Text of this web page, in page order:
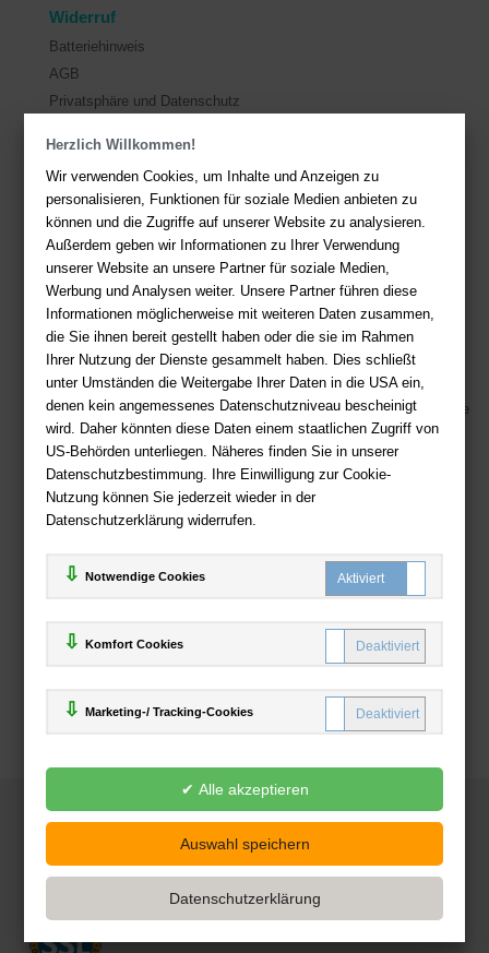
Herzlich Willkommen!
Wir verwenden Cookies, um Inhalte und Anzeigen zu
personalisieren, Funktionen für soziale Medien anbieten zu
können und die Zugriffe auf unserer Website zu analysieren.
Außerdem geben wir Informationen zu Ihrer Verwendung
unserer Website an unsere Partner für soziale Medien,
Werbung und Analysen weiter. Unsere Partner führen diese
Informationen möglicherweise mit weiteren Daten zusammen,
die Sie ihnen bereit gestellt haben oder die sie im Rahmen
Ihrer Nutzung der Dienste gesammelt haben. Dies schließt
unter Umständen die Weitergabe Ihrer Daten in die USA ein,
denen kein angemessenes Datenschutzniveau bescheinigt
wird. Daher könnten diese Daten einem staatlichen Zugriff von
US-Behörden unterliegen. Näheres finden Sie in unserer
Datenschutzbestimmung. Ihre Einwilligung zur Cookie-
Nutzung können Sie jederzeit wieder in der
Datenschutzerklärung widerrufen.
Notwendige Cookies
Komfort Cookies
Marketing-/ Tracking-Cookies
Widerruf
Batteriehinweis
AGB
Privatsphäre und Datenschutz
Sie haben Fragen? Hier finden Sie Antworten auf häufig gestellte
Fragen.
Fragen per E-Mail: service@deutsche-buchhandlung.de
Telefon: +49 (0)511 - 982 684 41
Ihre Vorteile bei uns
Kostenloser Versand ab 36,- EUR Bestellwert
Sicherer Online Shop und Zahlung mit SSL-Verschlüsselung
Viele Zahlungsmethoden wie PayPal, Amazon Payment, Vorkasse
Zahlweisen
Deutsche-Buchhandlung.de
www.deutsche-buchhandlung.de ist ein Angebot der
Handelsgesellschaft mbH
Powered by Inooga